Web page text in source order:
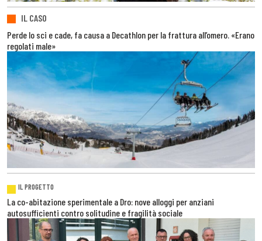
IL CASO
Perde lo sci e cade, fa causa a Decathlon per la frattura all’omero. «Erano
regolati male»
IL PROGETTO
La co-abitazione sperimentale a Dro: nove alloggi per anziani
autosufficienti contro solitudine e fragilità sociale